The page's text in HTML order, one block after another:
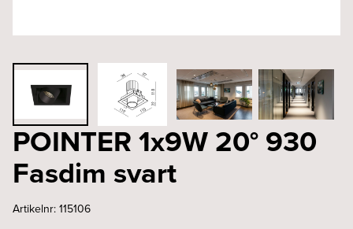
POINTER 1x9W 20° 930
Fasdim svart
Artikelnr:115106